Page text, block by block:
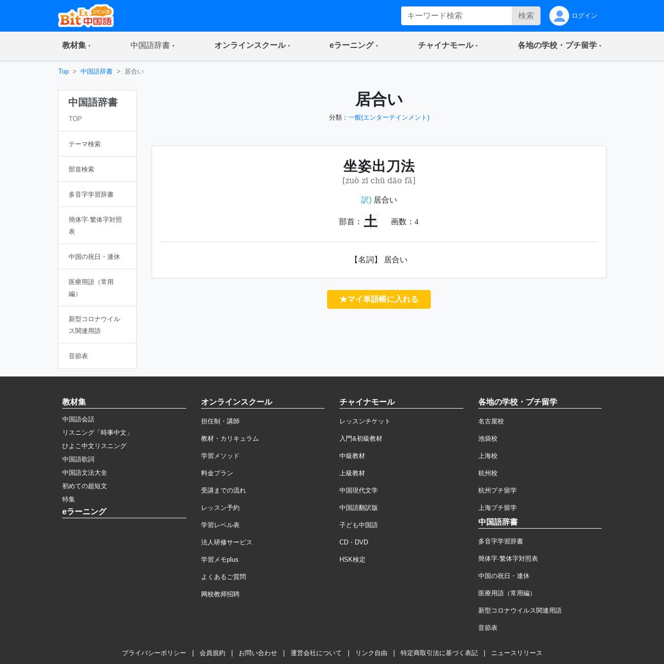
検索 ログイン
教材集(current) 中国語辞書(current) オンラインスクール(current) eラーニング(current) チャイナモール(current) 各地の学校・プチ留学(current)
Top 中国語辞書 居合い
中国語辞書
TOP
テーマ検索
部首検索
多音字学習辞書
簡体字·繁体字対照
表
中国の祝日・連休
医療用語（常用
編）
新型コロナウイル
ス関連用語
音節表
居合い
分類： 一般(エンターテインメント)
坐姿出刀法
[zuò zī chū dāo fǎ]
訳)居合い
部首： 土 画数： 4
【名詞】 居合い
★マイ単語帳に入れる
教材集
中国語会話
リスニング「時事中文」
ひよこ中文リスニング
中国語歌詞
中国語文法大全
初めての超短文
特集
eラーニング
オンラインスクール
担任制・講師
教材・カリキュラム
学習メソッド
料金プラン
受講までの流れ
レッスン予約
学習レベル表
法人研修サービス
学習メモplus
よくあるご質問
网校教师招聘
チャイナモール
レッスンチケット
入門&初級教材
中級教材
上級教材
中国現代文学
中国語翻訳版
子ども中国語
CD・DVD
HSK検定
各地の学校・プチ留学
名古屋校
池袋校
上海校
杭州校
杭州プチ留学
上海プチ留学
中国語辞書
多音字学習辞書
簡体字·繁体字対照表
中国の祝日・連休
医療用語（常用編）
新型コロナウイルス関連用語
音節表
プライバシーポリシー 会員規約 お問い合わせ 運営会社について リンク自由 特定商取引法に基づく表記 ニュースリリース